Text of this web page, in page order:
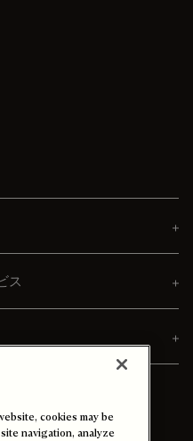
ス
cookies may be
navigation, analyze